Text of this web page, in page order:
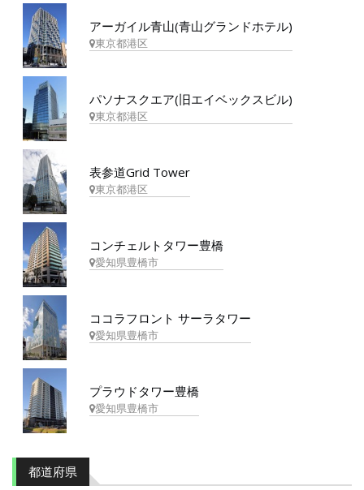
アーガイル青山(青山グランドホテル)
東京都港区
パソナスクエア(旧エイベックスビル)
東京都港区
表参道Grid Tower
東京都港区
コンチェルトタワー豊橋
愛知県豊橋市
ココラフロント サーラタワー
愛知県豊橋市
プラウドタワー豊橋
愛知県豊橋市
都道府県